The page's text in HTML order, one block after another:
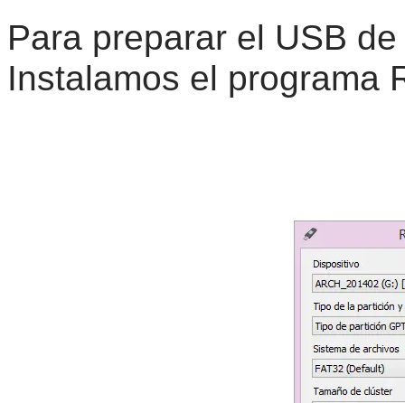
Para preparar el USB
Instalamos el programa